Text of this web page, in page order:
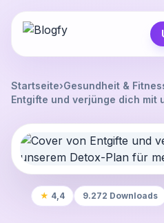
Startseite›Gesundheit &
Entgifte und verjünge dich mit
★ 4,4 9.272 Downloads